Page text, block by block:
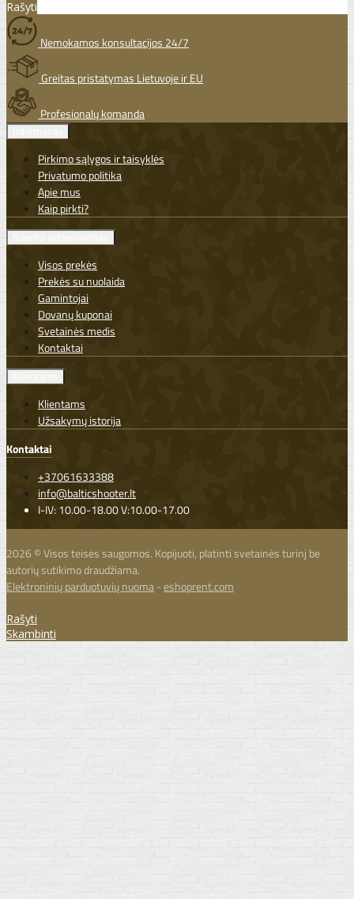
Rašyti
Nemokamos konsultacijos 24/7
Greitas pristatymas Lietuvoje ir EU
Profesionalų komanda
Pirkimo sąlygos ir taisyklės
Privatumo politika
Apie mus
Kaip pirkti?
Visos prekės
Prekės su nuolaida
Gamintojai
Dovanų kuponai
Svetainės medis
Kontaktai
Klientams
Užsakymų istorija
Kontaktai
+37061633388
info@balticshooter.lt
I-IV: 10.00-18.00 V:10.00-17.00
2026 © Visos teisės saugomos. Kopijuoti, platinti svetainės turinį be
autorių sutikimo draudžiama.
Elektroninių parduotuvių nuoma-eshoprent.com
Rašyti
Skambinti